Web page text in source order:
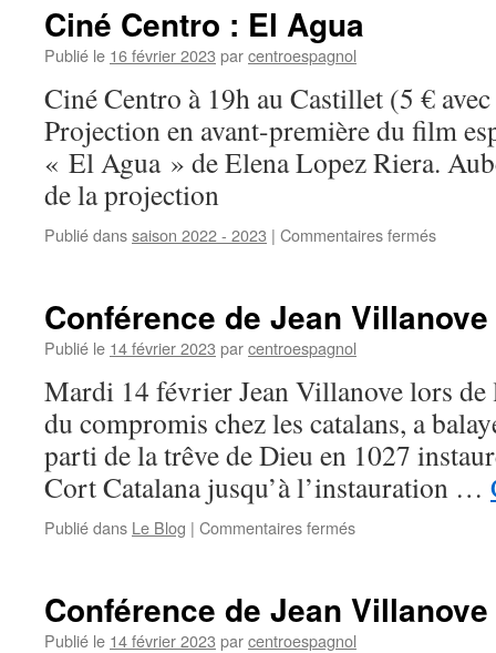
Ciné Centro : El Agua
Publié le 16 février 2023 parcentroespagnol
Ciné Centro à 19h au Castillet (5 €
Projection en avant-première du film
« El Agua » de Elena Lopez Riera.
de la projection
Publié danssaison 2022 - 2023 | Commentaires fermés
El
Conférence de Jean Villanove
Publié le 14 février 2023 parcentroespagnol
Mardi 14 février Jean Villanove lors de
du compromis chez les catalans, a
parti de la trêve de Dieu en 1027
Cort Catalana jusqu’à l’instauration …
Publié dans Le Blog | Commentaires fermés
Jean
Villanove
Conférence de Jean Villanove
Publié le 14 février 2023 parcentroespagnol